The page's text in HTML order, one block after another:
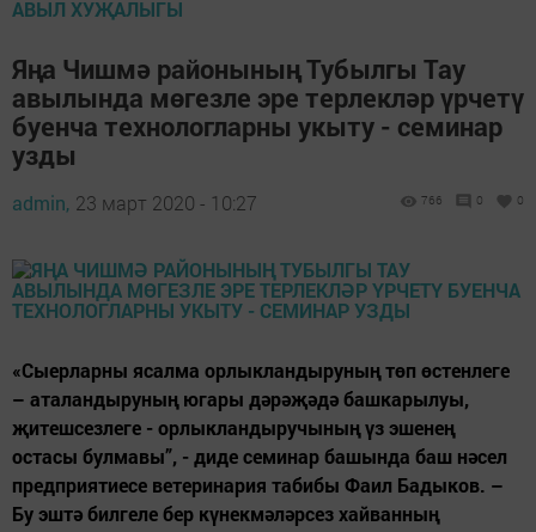
АВЫЛ ХУҖАЛЫГЫ
Яңа Чишмә районының Тубылгы Тау
авылында мөгезле эре терлекләр үрчетү
буенча технологларны укыту - семинар
узды
admin, 23 март 2020 - 10:27 766 0 0
«Сыерларны ясалма орлыкландыруның төп өстенлеге
– аталандыруның югары дәрәҗәдә башкарылуы,
җитешсезлеге - орлыкландыручының үз эшенең
остасы булмавы”, - диде семинар башында баш нәсел
предприятиесе ветеринария табибы Фаил Бадыков. –
Бу эштә билгеле бер күнекмәләрсез хайванның